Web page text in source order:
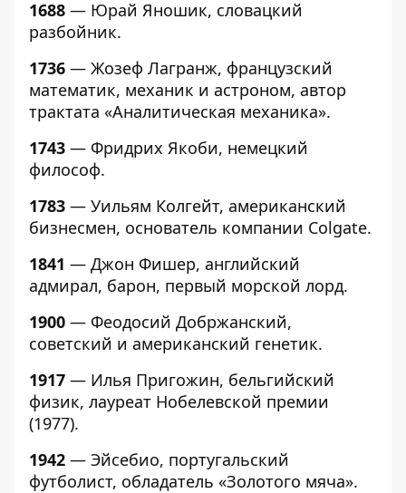
1688 — Юрай Яношик, словацкий
разбойник.
1736 — Жозеф Лагранж, французский
математик, механик и астроном, автор
трактата «Аналитическая механика».
1743 — Фридрих Якоби, немецкий
философ.
1783 — Уильям Колгейт, американский
бизнесмен, основатель компании Colgate.
1841 — Джон Фишер, английский
адмирал, барон, первый морской лорд.
1900 — Феодосий Добржанский,
советский и американский генетик.
1917 — Илья Пригожин, бельгийский
физик, лауреат Нобелевской премии
(1977).
1942 — Эйсебио, португальский
футболист, обладатель «Золотого мяча».